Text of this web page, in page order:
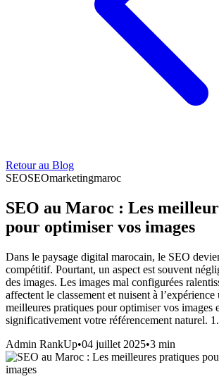
Retour au Blog
SEOSEOmarketingmaroc
SEO au Maroc : Les
pour optimiser vos images
Dans le paysage digital marocain, le SEO
compétitif. Pourtant, un aspect est souvent
des images. Les images mal configurées
affectent le classement et nuisent à
meilleures pratiques pour optimiser vos images
significativement votre référencement naturel.
Admin RankUp•04 juillet 2025•3 min